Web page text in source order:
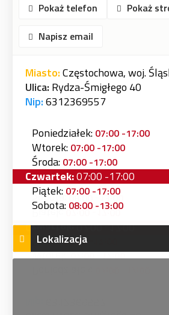
Pokaż telefon
Pokaż
Napisz email
Miasto:Częstochowa, woj.
Ulica: Rydza-Śmigłego 40
Nip:6312369557
Poniedziałek: 07:00 -17:00
Wtorek: 07:00 -17:00
Środa: 07:00 -17:00
Czwartek:07:00 -17:00
Piątek: 07:00 -17:00
Sobota: 08:00 -13:00
Lokalizacja